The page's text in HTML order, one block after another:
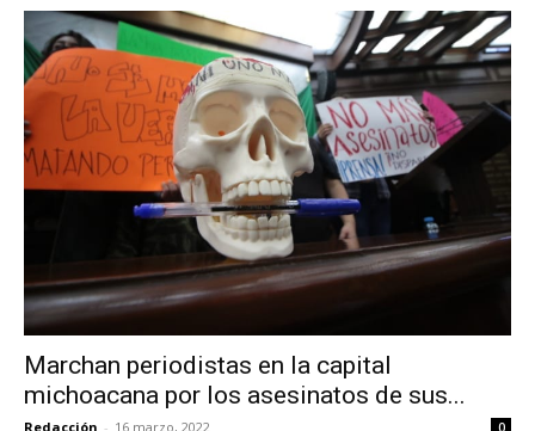
Marchan periodistas en la capital
michoacana por los asesinatos de sus...
Redacción - 16 marzo, 2022